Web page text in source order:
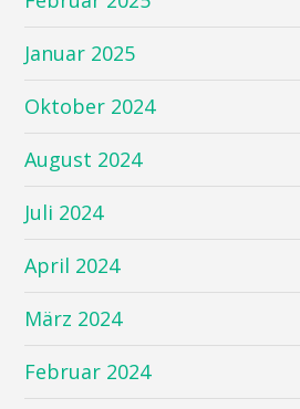
Januar 2025
Oktober 2024
August 2024
Juli 2024
April 2024
März 2024
Februar 2024